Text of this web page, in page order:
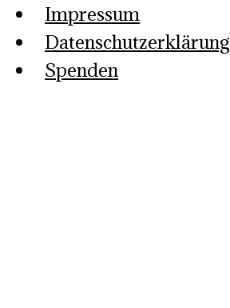
Impressum
Datenschutzerklärung
Spenden